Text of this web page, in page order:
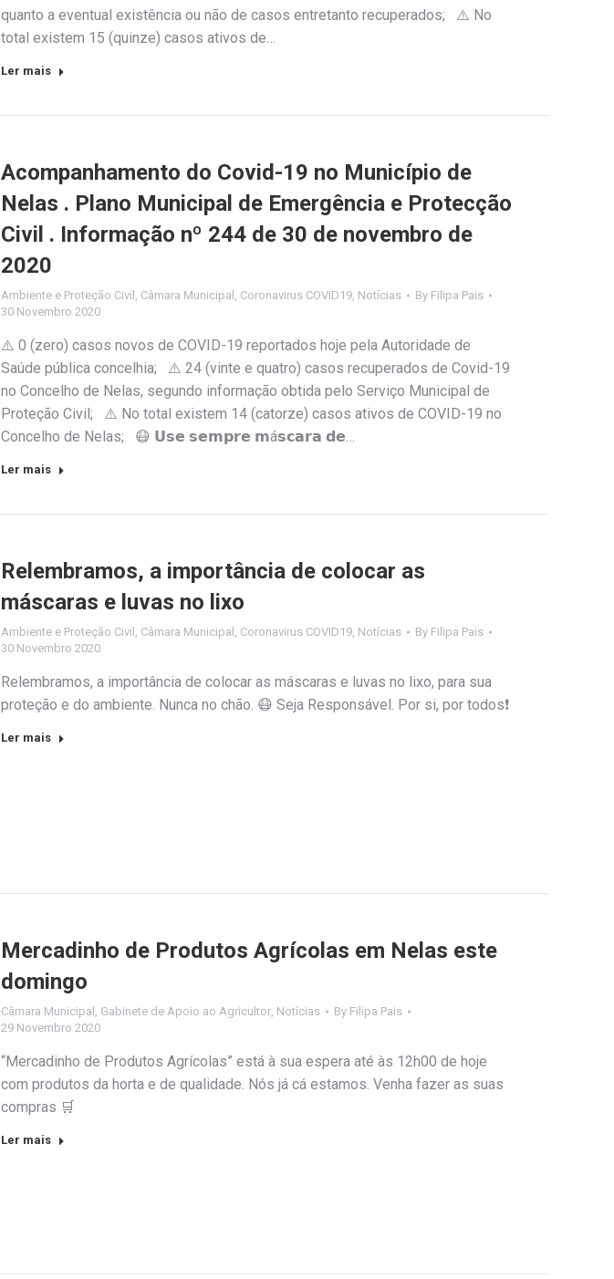
quanto a eventual existência ou não de casos entretanto recuperados; ⚠️ No
total existem 15 (quinze) casos ativos de…
Ler mais
Acompanhamento do Covid-19 no Município de
Nelas . Plano Municipal de Emergência e Protecção
Civil . Informação nº 244 de 30 de novembro de
2020
Ambiente e Proteção Civil , Câmara Municipal , Coronavirus COVID19, Notícias By Filipa Pais
30 Novembro 2020
⚠️ 0 (zero) casos novos de COVID-19 reportados hoje pela Autoridade de
Saúde pública concelhia; ⚠️ 24 (vinte e quatro) casos recuperados de Covid-19
no Concelho de Nelas, segundo informação obtida pelo Serviço Municipal de
Proteção Civil; ⚠️ No total existem 14 (catorze) casos ativos de COVID-19 no
Concelho de Nelas; 😷 𝗨𝘀𝗲 𝘀𝗲𝗺𝗽𝗿𝗲 𝗺á𝘀𝗰𝗮𝗿𝗮 𝗱𝗲…
Ler mais
Relembramos, a importância de colocar as
máscaras e luvas no lixo
Ambiente e Proteção Civil , Câmara Municipal , Coronavirus COVID19, Notícias By Filipa Pais
30 Novembro 2020
Relembramos, a importância de colocar as máscaras e luvas no lixo, para sua
proteção e do ambiente. Nunca no chão. 😷 Seja Responsável. Por si, por todos❗️
Ler mais
Mercadinho de Produtos Agrícolas em Nelas este
domingo
Câmara Municipal , Gabinete de Apoio ao Agricultor, Notícias By Filipa Pais
29 Novembro 2020
“Mercadinho de Produtos Agrícolas” está à sua espera até às 12h00 de hoje
com produtos da horta e de qualidade. Nós já cá estamos. Venha fazer as suas
compras 🛒
Ler mais